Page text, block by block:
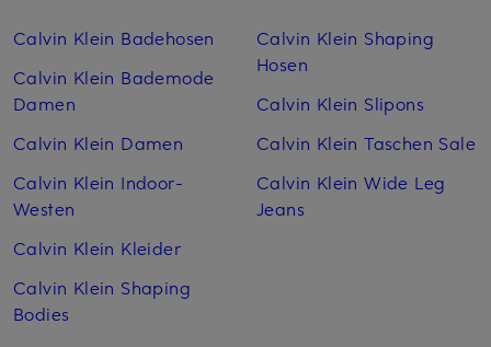
Calvin Klein Badehosen
Calvin Klein Bademode
Damen
Calvin Klein Damen
Calvin Klein Indoor-
Westen
Calvin Klein Kleider
Calvin Klein Shaping
Bodies
Calvin Klein Shaping
Hosen
Calvin Klein Slipons
Calvin Klein Taschen Sale
Calvin Klein Wide Leg
Jeans